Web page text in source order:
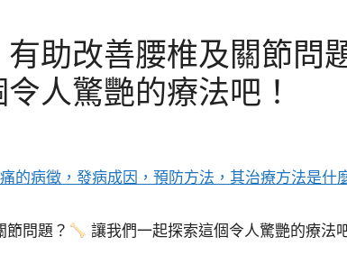
助改善腰椎及關節問
人驚艷的療法吧！
節問題？
讓我們一起探索這個令人驚艷的療法